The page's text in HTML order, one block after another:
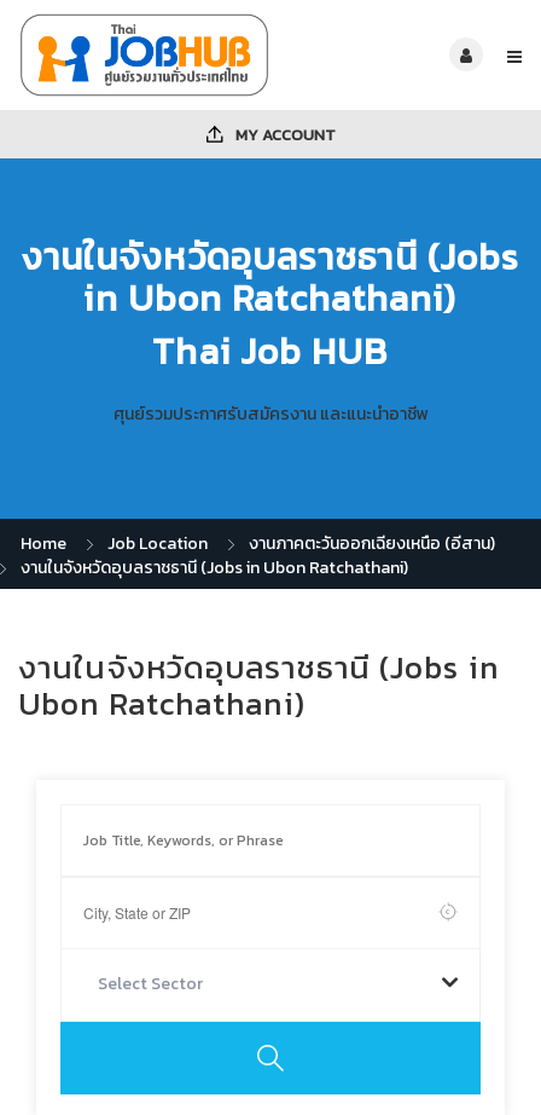
MY ACCOUNT
งานในจังหวัดอุบลราชธานี (Jobs
in Ubon Ratchathani)
Thai Job HUB
ศุนย์รวมประกาศรับสมัครงาน และแนะนำอาชีพ
Home Job Location
งานภาคตะวันออกเฉียงเหนือ (อีสาน)
งานในจังหวัดอุบลราชธานี (Jobs in Ubon Ratchathani)
งานในจังหวัดอุบลราชธานี (Jobs in
Ubon Ratchathani)
Select Sector